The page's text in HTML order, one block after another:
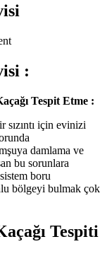
:
Tespit Etme :
sızıntı için evinizi
damlama ve
bu sorunlara
boru
bölgeyi bulmak çok
Tespiti